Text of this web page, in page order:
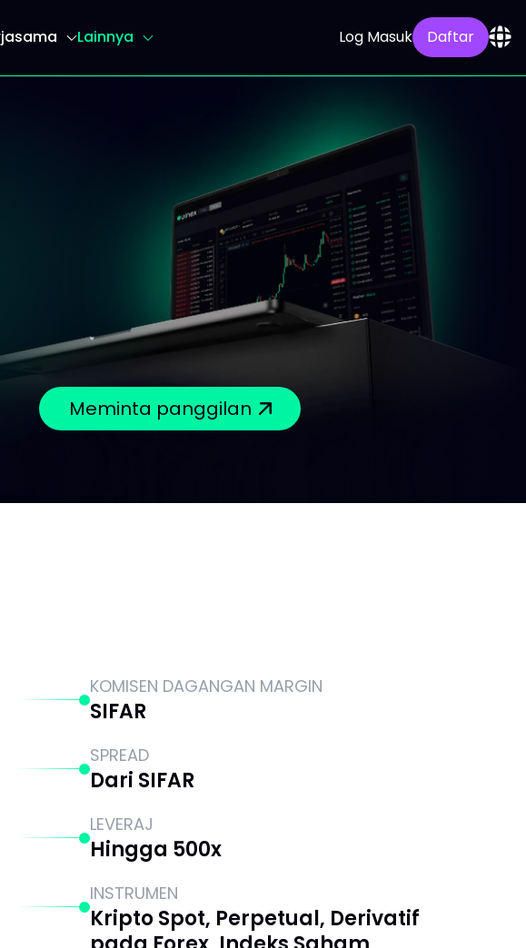
Lainnya Log Masuk Daftar
Meminta panggilan
KOMISEN DAGANGAN MARGIN
SIFAR
SPREAD
Dari SIFAR
LEVERAJ
Hingga 500x
INSTRUMEN
Kripto Spot, Perpetual, Derivatif